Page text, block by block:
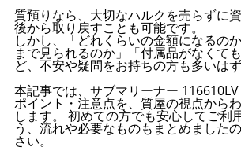
質預りなら、大切なハルクを売らずに資
後から取り戻すことも可能です。
しかし、「どれくらいの金額になるの
まで見られるのか」「付属品がなくて
ど、不安や疑問をお持ちの方も多いはず
本記事では、サブマリーナー
ポイント・注意点を、質屋の視点から
します。 初めての方でも安心してご利
う、流れや必要なものもまとめました
さい。